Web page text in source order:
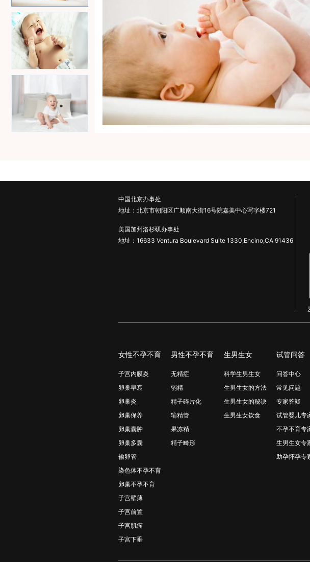
中国北京办事处
地址：北京市朝阳区广顺南大街16号院嘉美中心写字楼721
美国加州洛杉矶办事处
地址：16633 Ventura Boulevard Suite 1330,Encino,CA 91436
女性不孕不育
子宫内膜炎
卵巢早衰
卵巢炎
卵巢保养
卵巢囊肿
卵巢多囊
输卵管
染色体不孕不育
卵巢不孕不育
子宫壁薄
子宫前置
子宫肌瘤
子宫下垂
男性不孕不育
无精症
弱精
精子碎片化
输精管
果冻精
精子畸形
生男生女
科学生男生女
生男生女的方法
生男生女的秘诀
生男生女饮食
试管问答
问答中心
常见问题
专家答疑
试管婴儿专
不孕不育专
生男生女专
助孕怀孕专